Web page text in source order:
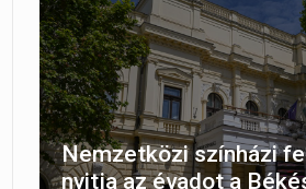
Nemzetközi színházi
nyitja az évadot a